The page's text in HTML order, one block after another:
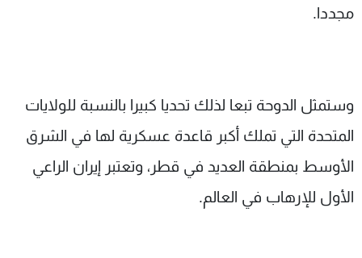
مجددا.
وستمثل الدوحة تبعا لذلك تحديا كبيرا بالنسبة للولايات
المتحدة التي تملك أكبر قاعدة عسكرية لها في الشرق
الأوسط بمنطقة العديد في قطر، وتعتبر إيران الراعي
الأول للإرهاب في العالم.